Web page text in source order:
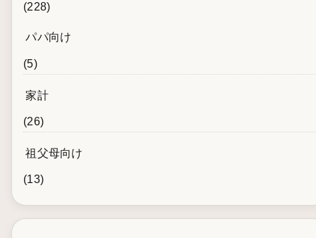
(228)
パパ向け
(5)
家計
(26)
祖父母向け
(13)